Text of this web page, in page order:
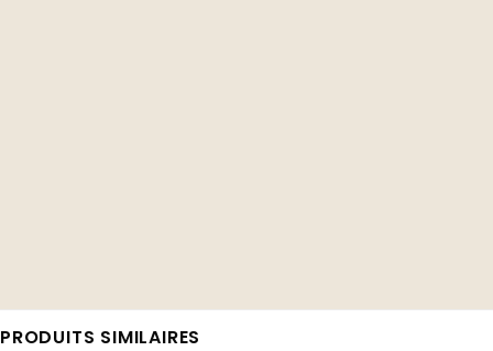
PRODUITS SIMILAIRES